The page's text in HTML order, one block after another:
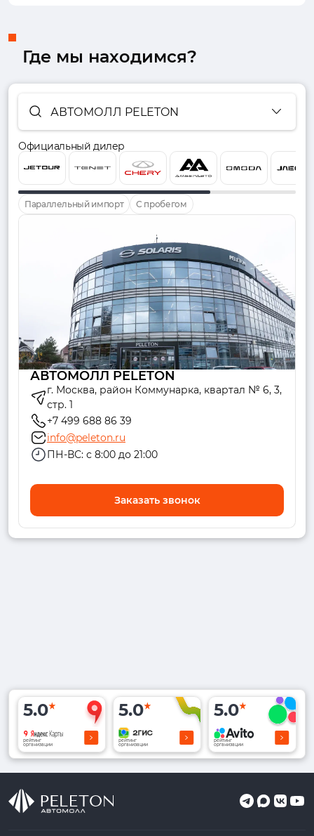
Где мы находимся?
АВТОМОЛЛ PELETON
Официальный дилер
Параллельный импорт С пробегом
АВТОМОЛЛ PELETON
г. Москва, район Коммунарка, квартал № 6, 3,
стр. 1
+7 499 688 86 39
info@peleton.ru
ПН-ВС: с 8:00 до 21:00
Заказать звонок
5.0
рейтинг
организации
5.0
рейтинг
организации
5.0
рейтинг
организации